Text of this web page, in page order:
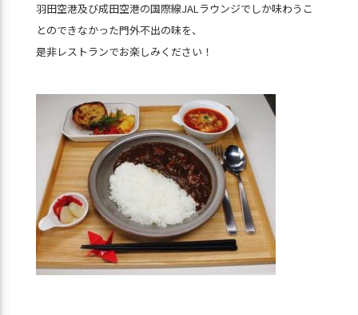
羽田空港及び成田空港の国際線JALラウンジでしか味わうこ
とのできなかった門外不出の味を、
是非レストランでお楽しみください！